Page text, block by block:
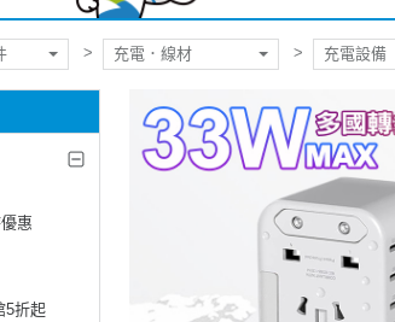
充電．線材 充電設備
惠
5折起